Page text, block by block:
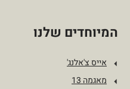
המיוחדים שלנו
אייס צ'אלנג'
מאגמה 13